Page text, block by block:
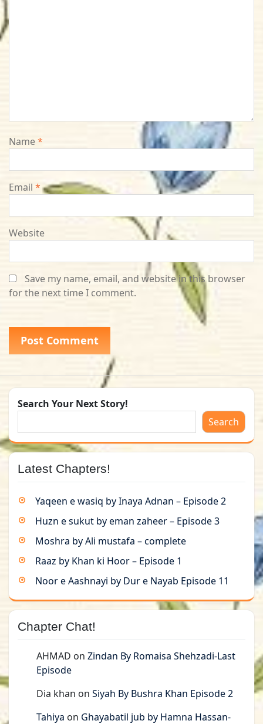
Name*
Email *
Website
Save my name, email, and website in this browser
for the next time I comment.
Search Your Next Story!
Search
Latest Chapters!
Yaqeen e wasiq by Inaya Adnan – Episode 2
Huzn e sukut by eman zaheer – Episode 3
Moshra by Ali mustafa – complete
Raaz by Khan ki Hoor – Episode 1
Noor e Aashnayi by Dur e Nayab Episode 11
Chapter Chat!
AHMAD on Zindan By Romaisa Shehzadi-Last
Episode
Dia khan on Siyah By Bushra Khan Episode 2
Tahiya on Ghayabatil jub by Hamna Hassan-